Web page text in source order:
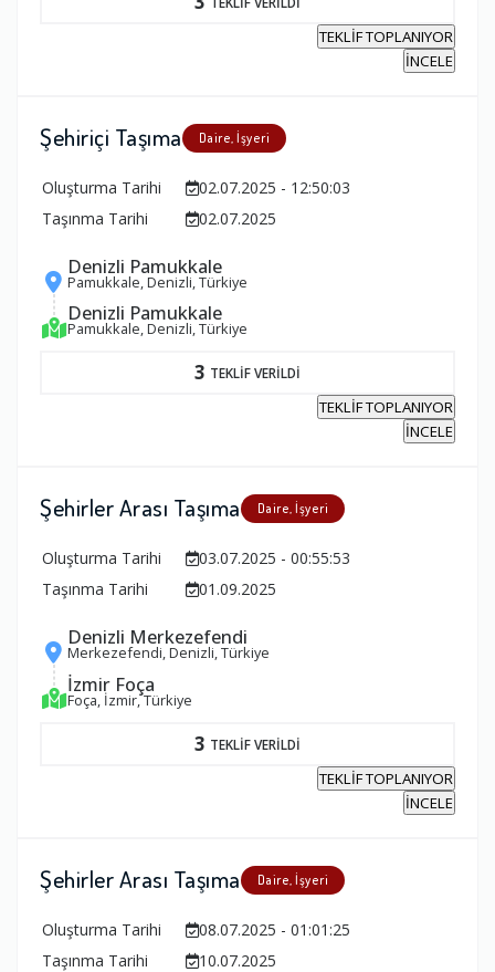
TEKLİF TOPLANIYOR
İNCELE
Şehiriçi Taşıma Daire, İşyeri
Oluşturma Tarihi
02.07.2025 - 12:50:03
Taşınma Tarihi
02.07.2025
Denizli Pamukkale
Pamukkale, Denizli, Türkiye
Denizli Pamukkale
Pamukkale, Denizli, Türkiye
3 TEKLİF VERİLDİ
TEKLİF TOPLANIYOR
İNCELE
Şehirler Arası Taşıma Daire, İşyeri
Oluşturma Tarihi
03.07.2025 - 00:55:53
Taşınma Tarihi
01.09.2025
Denizli Merkezefendi
Merkezefendi, Denizli, Türkiye
İzmir Foça
Foça, İzmir, Türkiye
3 TEKLİF VERİLDİ
TEKLİF TOPLANIYOR
İNCELE
Şehirler Arası Taşıma Daire, İşyeri
Oluşturma Tarihi
08.07.2025 - 01:01:25
Taşınma Tarihi
10.07.2025